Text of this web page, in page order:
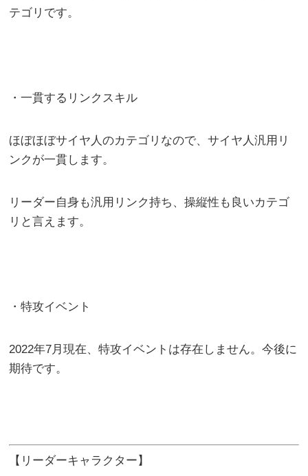
テゴリです。
・一貫するリンクスキル
ほぼほぼサイヤ人のカテゴリなので、サイヤ人汎用リ
ンクが一貫します。
リーダー自身も汎用リンク持ち、操縦性も良いカテゴ
リと言えます。
・特攻イベント
2022年7月現在、特攻イベントは存在しません。今後に
期待です。
【リーダーキャラクター】